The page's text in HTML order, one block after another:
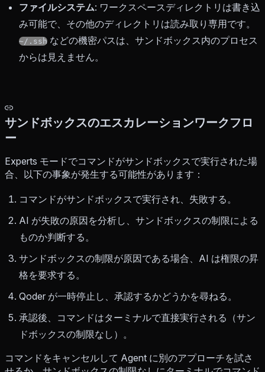
ファイルシステム: ワークスペースディレクトリは書き込
み可能で、その他のディレクトリは読み取り専用です。
~/.ssh などの機密パスは、サンドボックス内のプロセス
からは見えません。
サンドボックスのエスカレーションワークフロ
ー
Experts モードでコマンドがサンドボックスで実行された場
合、以下の事象が発生する可能性があります：
コマンドがサンドボックスで実行され、失敗する。
AI が失敗の原因を分析し、サンドボックスの制限による
ものか判断する。
サンドボックスの制限が原因である場合、AI は権限の昇
格を要求する。
Qoder が一時停止し、承認するかどうかを尋ねる。
承認後、コマンドはターミナルで直接実行される（サン
ドボックスの制限なし）。
コマンドをキャンセルして Agent に別のアプローチを試さ